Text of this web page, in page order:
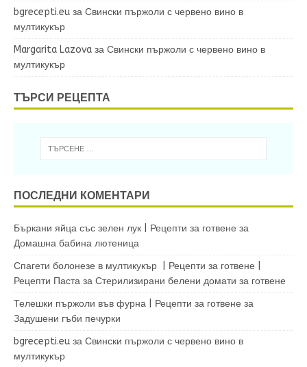
bgrecepti.eu за Свински пържоли с червено вино в
мултикукър
Margarita Lazova за Свински пържоли с червено вино в
мултикукър
ТЪРСИ РЕЦЕПТА
ПОСЛЕДНИ КОМЕНТАРИ
Бъркани яйца със зелен лук | Рецепти за готвене за
Домашна бабина лютеница
Спагети болонезе в мултикукър | Рецепти за готвене |
Рецепти Паста за Стерилизирани белени домати за готвене
Телешки пържоли във фурна | Рецепти за готвене за
Задушени гъби печурки
bgrecepti.eu за Свински пържоли с червено вино в
мултикукър